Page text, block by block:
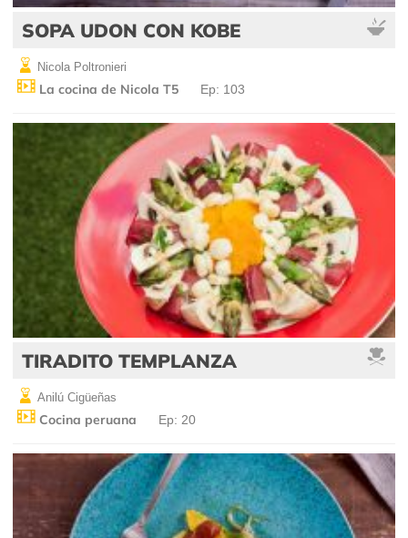
SOPA UDON CON KOBE
Nicola Poltronieri
La cocina de Nicola T5 Ep: 103
TIRADITO TEMPLANZA
Anilú Cigüeñas
Cocina peruana Ep: 20